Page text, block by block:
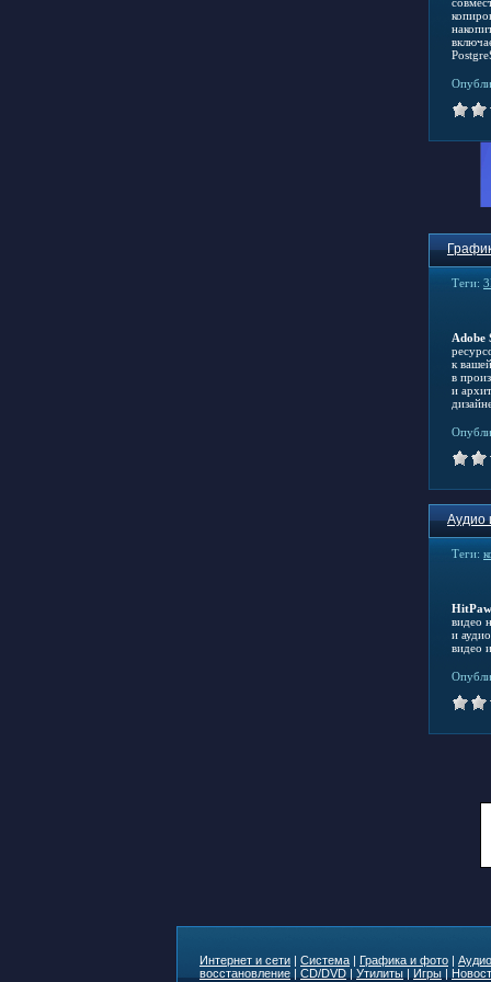
Теги:
Adobe
к
в
и
Аудио
Теги:
видео
и
видео
Интернет и сети | Система | Графика и фото |
восстановление | CD/DVD | Утилиты | Игры |